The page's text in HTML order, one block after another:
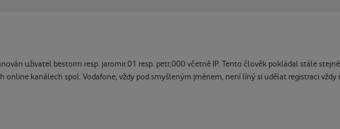
uživatel bestorm resp. jaromir.01 resp. petr,000 včetně IP. Tento člověk pokládal stále
online kanálech spol. Vodafone, vždy pod smyšleným jménem, není líný si udělat registraci